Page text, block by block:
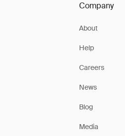
Company
About
Help
Careers
News
Blog
Media